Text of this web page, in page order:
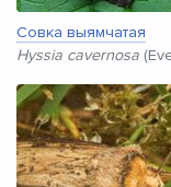
Совка выямчатая
Hyssia cavernosa